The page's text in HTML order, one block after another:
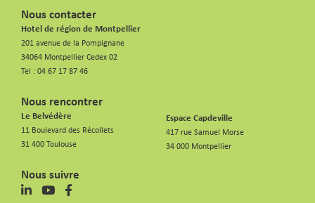
Nous contacter
Hotel de région de Montpellier
201 avenue de la Pompignane
34064 Montpellier Cedex 02
Tel : 04 67 17 87 46
Nous rencontrer
Le Belvédère
11 Boulevard des Récollets
31 400 Toulouse
Espace Capdeville
417 rue Samuel Morse
34 000 Montpellier
Nous suivre